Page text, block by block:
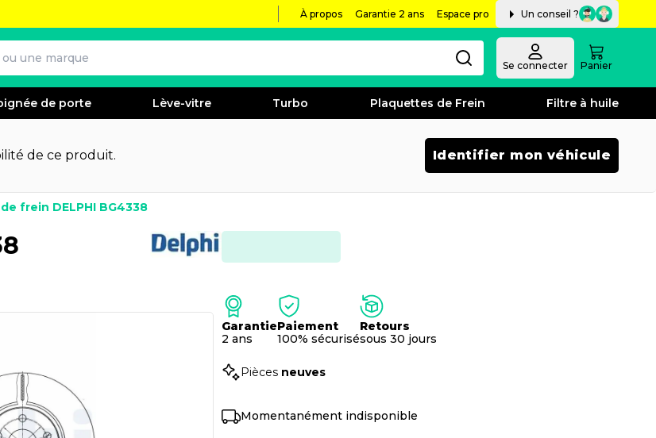
À propos Garantie 2 ans Espace pro Un conseil ?
Se connecter Panier
de porte Lève-vitre Turbo Plaquettes de Frein Filtre à huile
de ce produit. Identifier mon véhicule
frein DELPHI BG4338
Garantie
2 ans
Paiement
100% sécurisé
Retours
sous 30 jours
Pièces neuves
Momentanément indisponible